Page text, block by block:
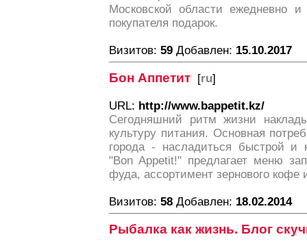
Московской области ежедневно и
покупателя подарок.
Визитов: 59 Добавлен: 15.10.2017
Бон Аппетит [ru]
URL: http://www.bappetit.kz/
Сегодняшний ритм жизни
культуру питания. Основная
города - насладиться быстрой и
"Bon Appetit!" предлагает меню
фуда, ассортимент зернового кофе
Визитов: 58 Добавлен: 18.02.2014
Рыбалка как жизнь. Блог